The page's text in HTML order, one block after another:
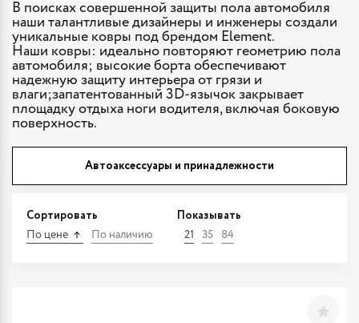
В поисках совершенной защиты пола автомобиля
наши талантливые дизайнеры и инженеры создали
уникальные ковры под брендом Element.
Наши ковры: идеально повторяют геометрию пола
автомобиля; высокие борта обеспечивают
надежную защиту интерьера от грязи и
влаги;запатентованный 3D-язычок закрывает
площадку отдыха ноги водителя, включая боковую
поверхность.
Автоаксессуары и принадлежности
Сортировать
По цене По наличию
Показывать
21 35 84